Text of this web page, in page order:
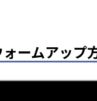
ォームアップ